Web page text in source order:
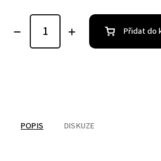
Přidat do
POPIS DISKUZE